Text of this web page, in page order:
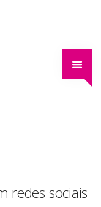
redes sociais